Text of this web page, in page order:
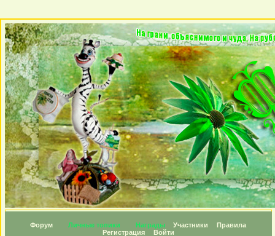
Форум Личные топики Награды Участники
Правила
Регистрация
Войти